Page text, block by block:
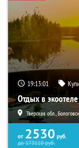
19:12:59
Отдых в
Тверская обл.,
от 2530 руб.
до173110руб.